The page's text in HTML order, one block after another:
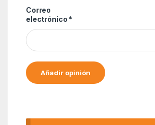
Correo
electrónico *